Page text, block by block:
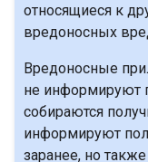
относящиеся к
вредоносных
Вредоносные
не информируют
собираются
информируют
заранее, но